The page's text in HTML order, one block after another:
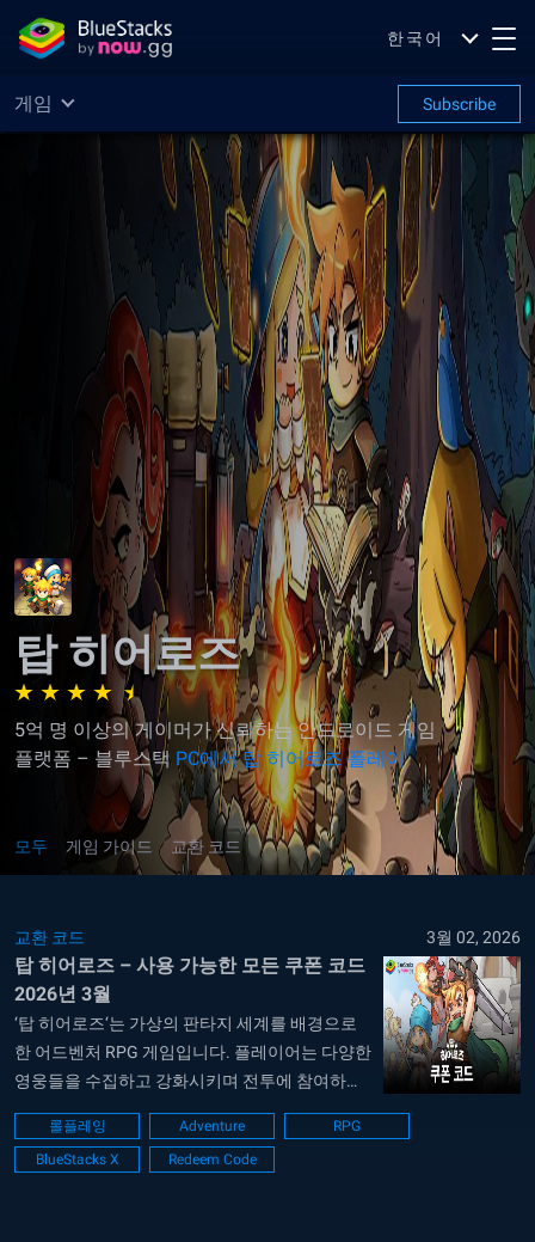
한국어
게임 Subscribe
탑 히어로즈
5억 명 이상의 게이머가 신뢰하는 안드로이드 게임
플랫폼 – 블루스택 PC에서 탑 히어로즈 플레이
모두 게임 가이드 교환 코드
교환 코드 3월 02, 2026
탑 히어로즈 – 사용 가능한 모든 쿠폰 코드
2026년 3월
‘탑 히어로즈‘는 가상의 판타지 세계를 배경으로
한 어드벤처 RPG 게임입니다. 플레이어는 다양한
영웅들을 수집하고 강화시키며 전투에 참여하는
전략 기반의 게임 플레이를 즐길 수 있으며, 독특
한 스토리라인과 함께 풍부한 콘텐츠를 제공하여,
플레이어가 판타지 세계의 평화를 위협하는 적들
롤플레잉 Adventure
RPG
BlueStacks X
Redeem Code